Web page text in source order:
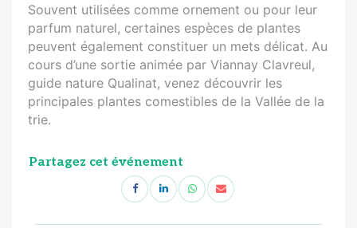
Souvent utilisées comme ornement ou pour leur
parfum naturel, certaines espèces de plantes
peuvent également constituer un mets délicat. Au
cours d’une sortie animée par Viannay Clavreul,
guide nature Qualinat, venez découvrir les
principales plantes comestibles de la Vallée de la
trie.
Partagez cet événement